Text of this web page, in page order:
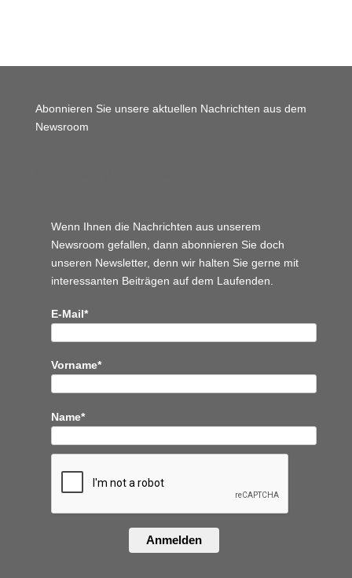
Abonnieren Sie unsere aktuellen Nachrichten aus dem
Newsroom
Wenn Ihnen die Nachrichten aus unserem
Newsroom gefallen, dann abonnieren Sie doch
unseren Newsletter, denn wir halten Sie gerne mit
interessanten Beiträgen auf dem Laufenden.
E-Mail*
Vorname*
Name*
Anmelden